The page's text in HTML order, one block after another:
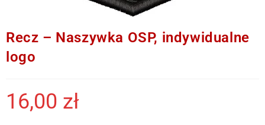
Recz – Naszywka OSP, indywidualne
logo
16,00 zł